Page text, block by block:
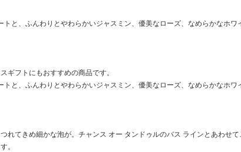
と、ふんわりとやわらかいジャスミン、優美なローズ、なめらかなホ
ギフトにもおすすめの商品です。
と、ふんわりとやわらかいジャスミン、優美なローズ、なめらかなホ
れてきめ細かな泡が。チャンス オー タンドゥルのバス ラインとあわせ
。